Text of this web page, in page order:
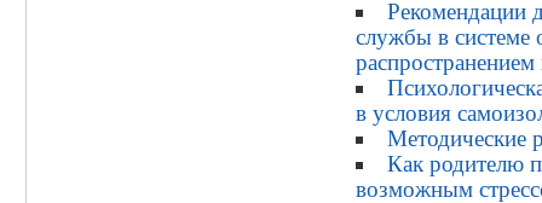
Рекомендации
службы в системе
в условия
Методические
Как родителю
возможным